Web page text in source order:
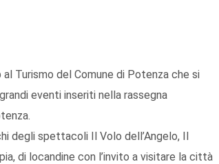
Turismo del Comune di Potenza che si
eventi inseriti nella rassegna
degli spettacoli Il Volo dell’Angelo, Il
di locandine con l’invito a visitare la città